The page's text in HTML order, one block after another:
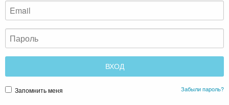
Запомнить меня Забыли пароль?